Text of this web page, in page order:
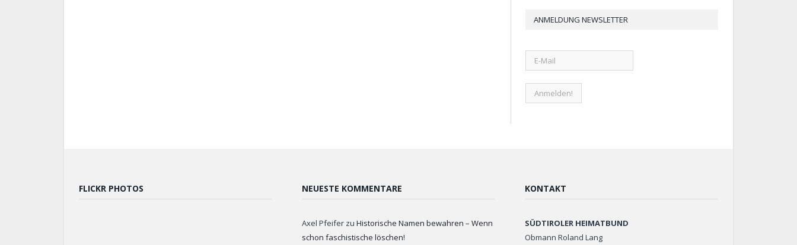
ANMELDUNG NEWSLETTER
FLICKR PHOTOS NEUESTE KOMMENTARE
Axel Pfeifer zu Historische Namen bewahren – Wenn
schon faschistische löschen!
KONTAKT
SÜDTIROLER HEIMATBUND
Obmann Roland Lang